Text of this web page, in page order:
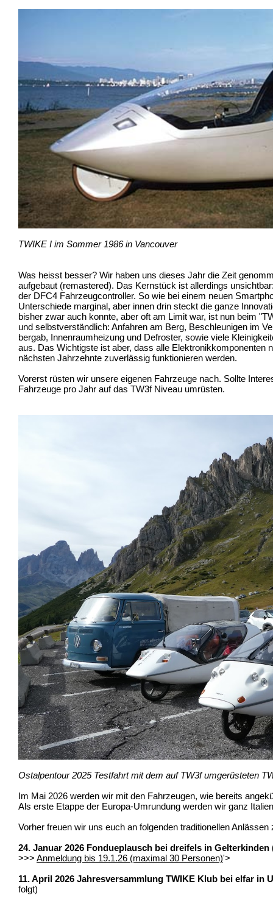
TWIKE I im Sommer 1986 in Vancouver
Was heisst besser? Wir haben uns dieses Jahr die Zeit
aufgebaut (remastered). Das Kernstück ist allerdings
der DFC4 Fahrzeugcontroller. So wie bei einem neuen
Unterschiede marginal, aber innen drin steckt die ganze
bisher zwar auch konnte, aber oft am Limit war, ist nun beim
und selbstverständlich: Anfahren am Berg, Beschleunigen im
bergab, Innenraumheizung und Defroster, sowie viele
aus. Das Wichtigste ist aber, dass alle Elektronikkomponenten
nächsten Jahrzehnte zuverlässig funktionieren werden.
Vorerst rüsten wir unsere eigenen Fahrzeuge nach. Sollte
Fahrzeuge pro Jahr auf das TW3f Niveau umrüsten.
Ostalpentour 2025 Testfahrt mit dem auf TW3f umgerüsteten
Im Mai 2026 werden wir mit den Fahrzeugen, wie bereits
Als erste Etappe der Europa-Umrundung werden wir ganz
Vorher freuen wir uns euch an folgenden traditionellen Anlässen
24. Januar 2026 Fondueplausch bei dreifels in Gelterkinden
>>> Anmeldung bis 19.1.26 (maximal 30 Personen)'>
11. April 2026 Jahresversammlung TWIKE Klub bei elfar in
folgt)